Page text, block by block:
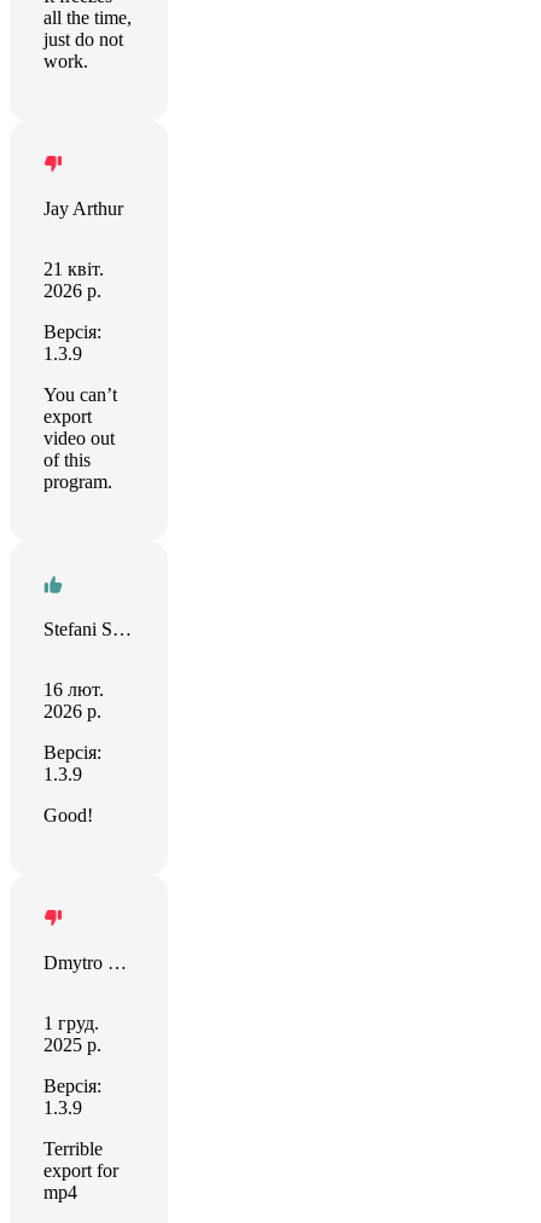
all the time,
just do not
work.
Jay Arthur
21 квіт.
2026 р.
Версія:
1.3.9
You can’t
export
video out
of this
program.
Stefani Sparysheva
16 лют.
2026 р.
Версія:
1.3.9
Good!
Dmytro Dvornichenko
1 груд.
2025 р.
Версія:
1.3.9
Terrible
export for
mp4